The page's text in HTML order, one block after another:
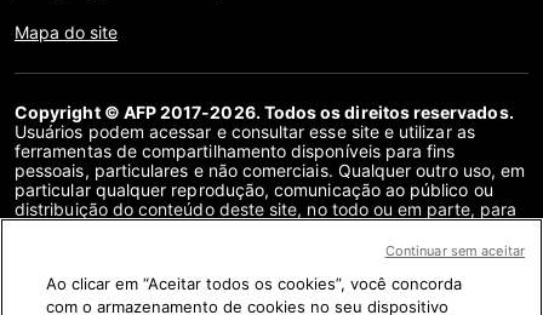
Mapa do site
Copyright © AFP 2017-2026. Todos os direitos reservados.
Usuários podem acessar e consultar esse site e utilizar as
ferramentas de compartilhamento disponíveis para fins
pessoais, particulares e não comerciais. Qualquer outro uso, em
particular qualquer reprodução, comunicação ao público ou
distribuição do conteúdo deste site, no todo ou em parte, para
contrato de licença específico assinado com a AFP, é
meio de links no conteúdo de verificação de fatos são
fornecidos na medida necessária para a correta compreensão
Ao clicar em “Aceitar todos os cookies”, você concorda
com o armazenamento de cookies no seu dispositivo
Continuar sem aceitar